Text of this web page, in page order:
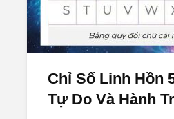
Chỉ Số Linh Hồn
Tự Do Và Hành